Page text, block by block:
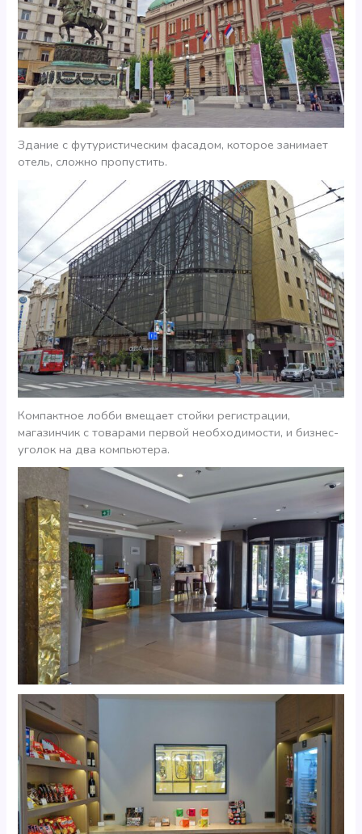
Здание с футуристическим фасадом, которое занимает
отель, сложно пропустить.
Компактное лобби вмещает стойки регистрации,
магазинчик с товарами первой необходимости, и бизнес-
уголок на два компьютера.